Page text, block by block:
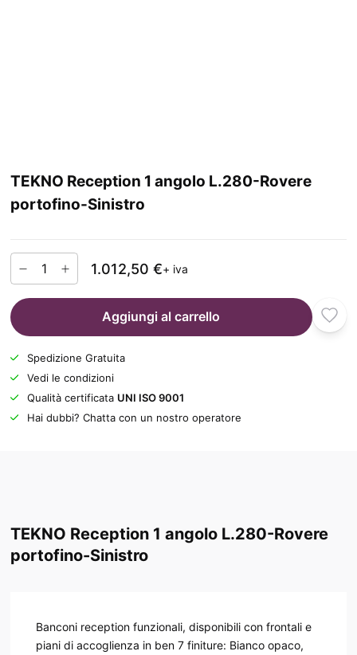
TEKNO Reception 1 angolo L.280-Rovere
portofino-Sinistro
1.012,50 €+ iva
Aggiungi al carrello
Spedizione Gratuita
Vedi le condizioni
Qualità certificata UNI ISO 9001
Hai dubbi? Chatta con un nostro operatore
TEKNO Reception 1 angolo L.280-Rovere
portofino-Sinistro
Banconi reception funzionali, disponibili con frontali e
piani di accoglienza in ben 7 finiture: Bianco opaco,